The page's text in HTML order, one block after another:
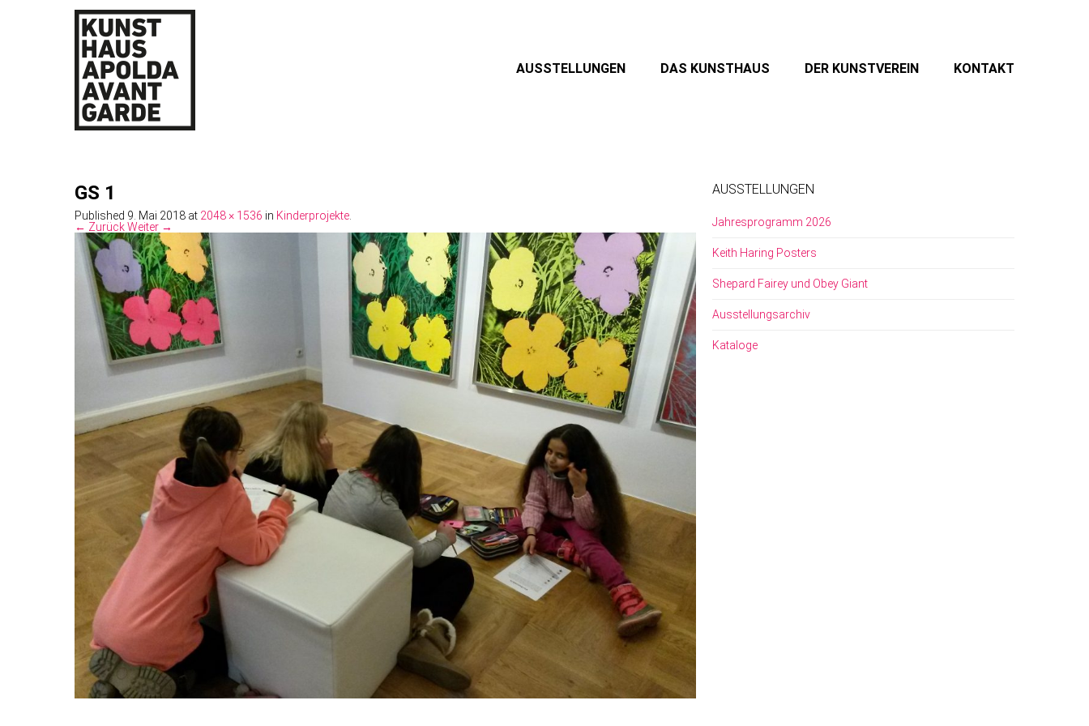
AUSSTELLUNGEN DAS KUNSTHAUS DER KUNSTVEREIN KONTAKT
GS 1
Published 9. Mai 2018 at 2048 × 1536 in Kinderprojekte
← ZurückWeiter →
AUSSTELLUNGEN
Jahresprogramm 2026
Keith Haring Posters
Shepard Fairey und Obey Giant
Ausstellungsarchiv
Kataloge